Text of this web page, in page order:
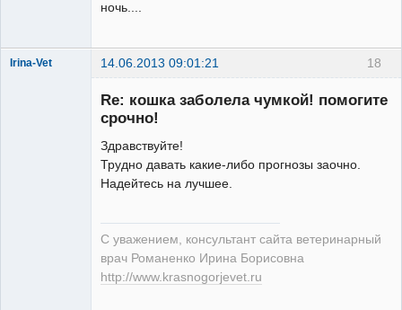
ночь....
18
Irina-Vet 14.06.2013 09:01:21
Re: кошка заболела чумкой! помогите
срочно!
Здравствуйте!
Трудно давать какие-либо прогнозы заочно.
Надейтесь на лучшее.
С уважением, консультант сайта ветеринарный
врач Романенко Ирина Борисовна
http://www.krasnogorjevet.ru